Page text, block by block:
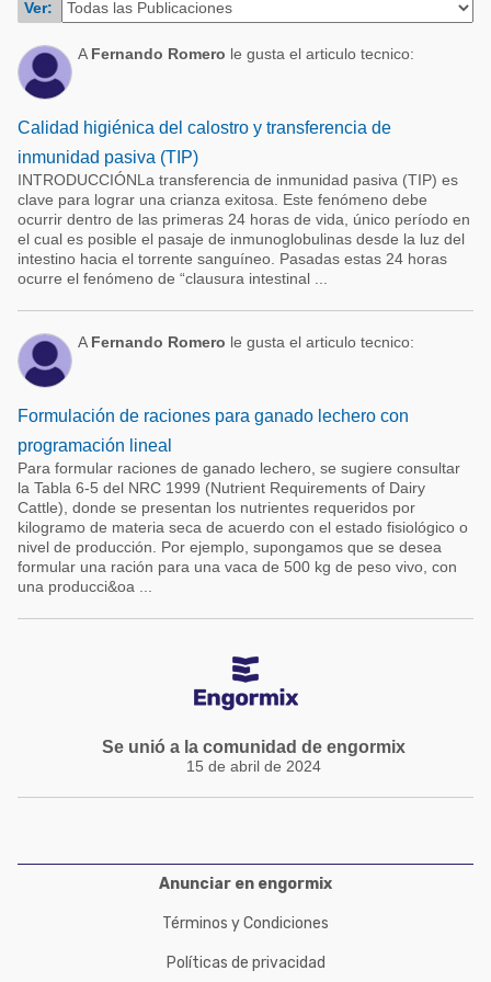
Acuacultura
Micotoxinas
Avicultura
Porcicultura
Lechería
Balanceados - Piensos
Comunidades en portugués
Micotoxinas
Porcicultura
Ganadería
Lechería
Ver:
A Fernando Romero le gusta el articulo tecnico:
Calidad higiénica del calostro y transferencia de
inmunidad pasiva (TIP)
INTRODUCCIÓNLa transferencia de inmunidad pasiva (TIP) es
clave para lograr una crianza exitosa. Este fenómeno debe
ocurrir dentro de las primeras 24 horas de vida, único período en
el cual es posible el pasaje de inmunoglobulinas desde la luz del
intestino hacia el torrente sanguíneo. Pasadas estas 24 horas
ocurre el fenómeno de “clausura intestinal ...
A Fernando Romero le gusta el articulo tecnico:
Formulación de raciones para ganado lechero con
programación lineal
Para formular raciones de ganado lechero, se sugiere consultar
la Tabla 6-5 del NRC 1999 (Nutrient Requirements of Dairy
Cattle), donde se presentan los nutrientes requeridos por
kilogramo de materia seca de acuerdo con el estado fisiológico o
nivel de producción. Por ejemplo, supongamos que se desea
formular una ración para una vaca de 500 kg de peso vivo, con
una producci&oa ...
Se unió a la comunidad de engormix
15 de abril de 2024
Anunciar en engormix
Términos y Condiciones
Políticas de privacidad